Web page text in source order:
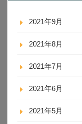
2021年9月
2021年8月
2021年7月
2021年6月
2021年5月